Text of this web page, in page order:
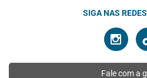
SIGA NAS
Fale com a